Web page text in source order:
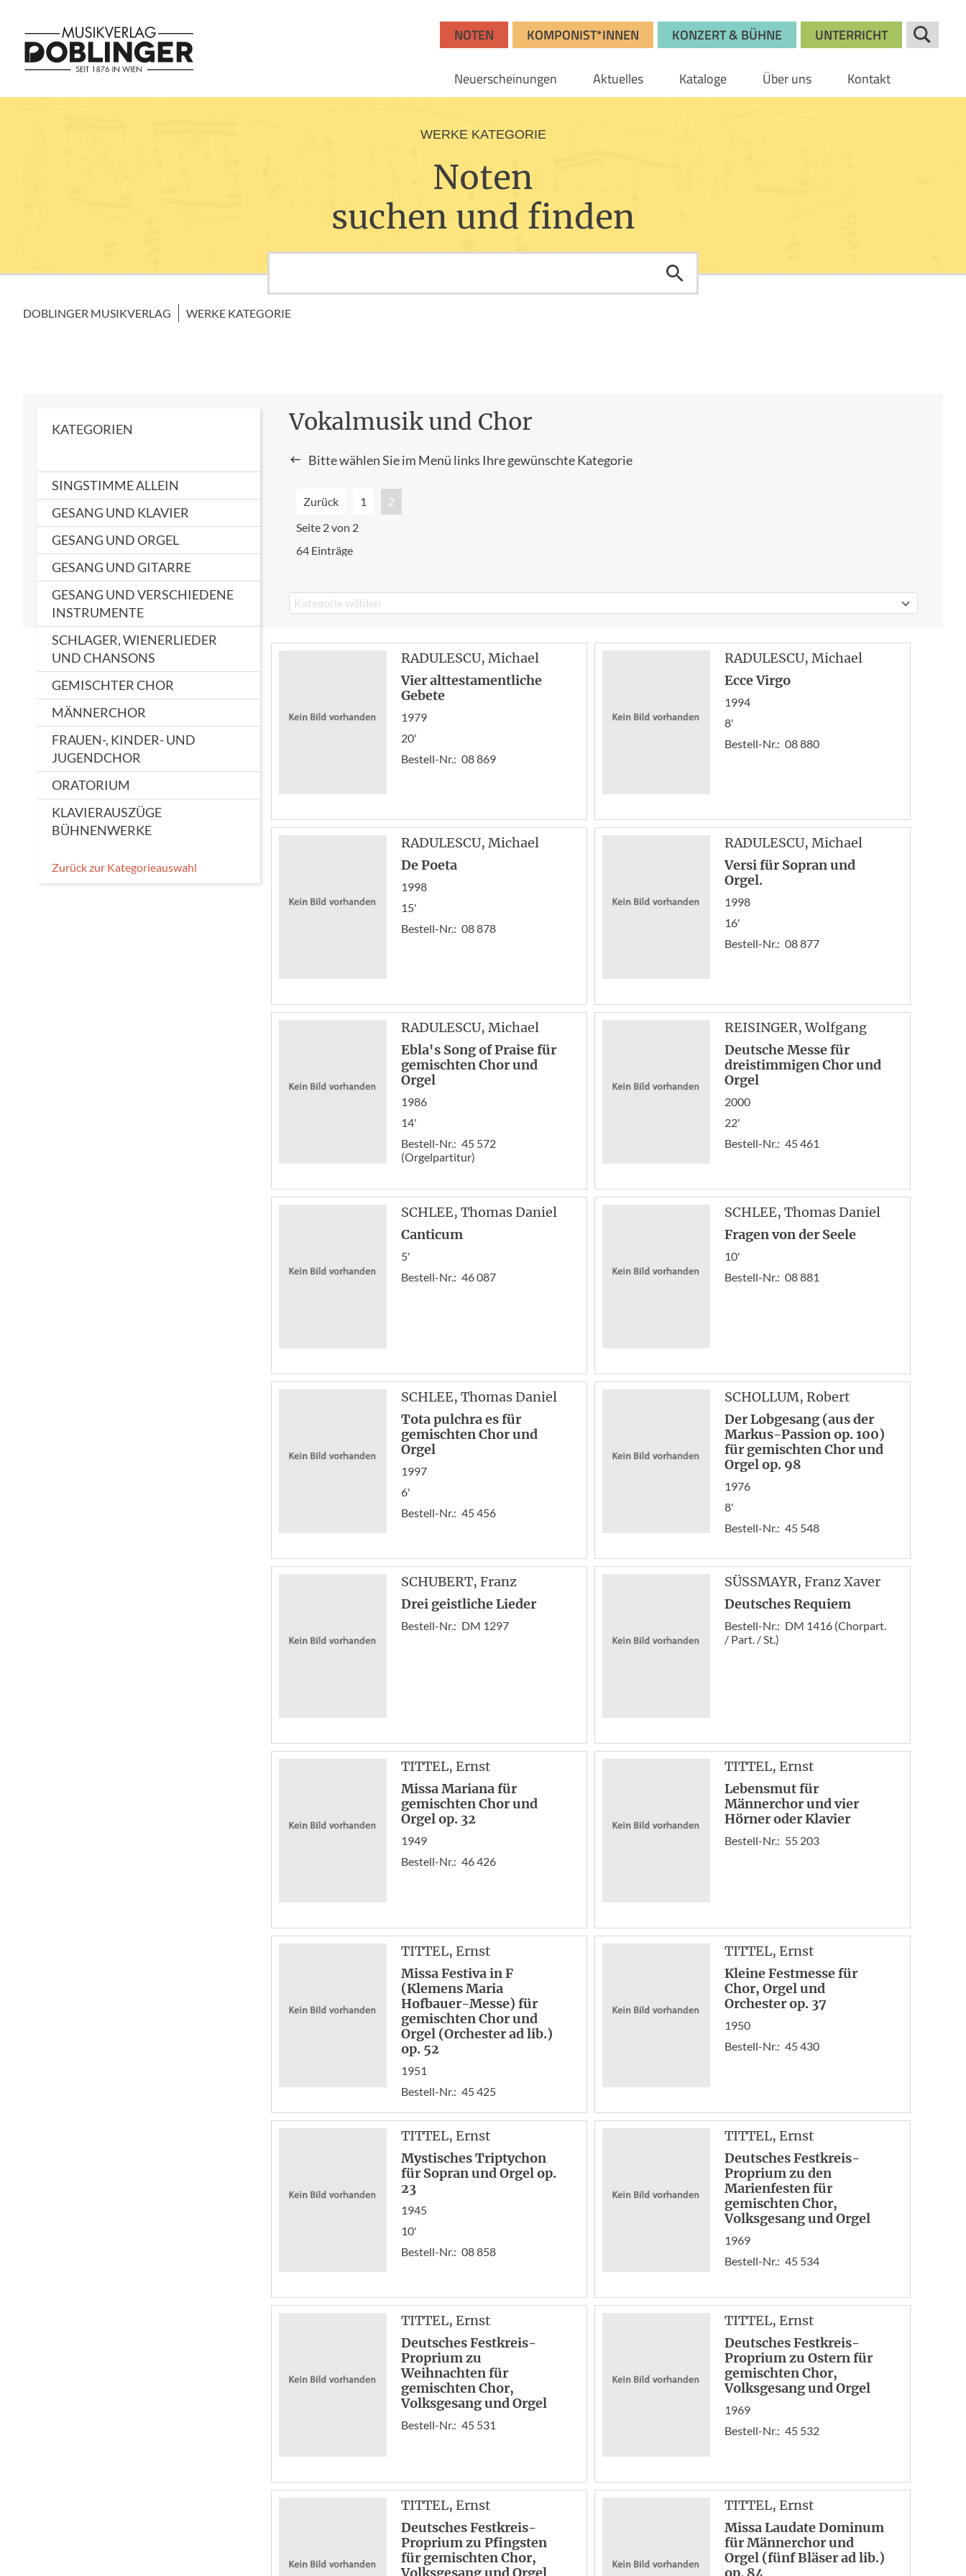
NOTEN KOMPONIST*INNEN KONZERT & BÜHNE UNTERRICHT
Neuerscheinungen Aktuelles Kataloge Über uns Kontakt
WERKE KATEGORIE
Noten
suchen und finden
DOBLINGER MUSIKVERLAG WERKE KATEGORIE
KATEGORIEN
SINGSTIMME ALLEIN
GESANG UND KLAVIER
GESANG UND ORGEL
GESANG UND GITARRE
GESANG UND VERSCHIEDENE
INSTRUMENTE
SCHLAGER, WIENERLIEDER
UND CHANSONS
GEMISCHTER CHOR
MÄNNERCHOR
FRAUEN-, KINDER- UND
JUGENDCHOR
ORATORIUM
KLAVIERAUSZÜGE
BÜHNENWERKE
Zurück zur Kategorieauswahl
Vokalmusik und Chor
Bitte wählen Sie im Menü links Ihre gewünschte Kategorie
Zurück 1
2
Seite 2 von 2
64 Einträge
Kategorie wählen
RADULESCU, Michael
Vier alttestamentliche
Gebete
1979
20'
Bestell-Nr.: 08 869
RADULESCU, Michael
Ecce Virgo
1994
8'
Bestell-Nr.: 08 880
RADULESCU, Michael
De Poeta
1998
15'
Bestell-Nr.: 08 878
RADULESCU, Michael
Versi für Sopran und
Orgel.
1998
16'
Bestell-Nr.: 08 877
RADULESCU, Michael
Ebla's Song of Praise für
gemischten Chor und
Orgel
1986
14'
Bestell-Nr.: 45 572
(Orgelpartitur)
REISINGER, Wolfgang
Deutsche Messe für
dreistimmigen Chor und
Orgel
2000
22'
Bestell-Nr.: 45 461
SCHLEE, Thomas Daniel
Canticum
5'
Bestell-Nr.: 46 087
SCHLEE, Thomas Daniel
Fragen von der Seele
10'
Bestell-Nr.: 08 881
SCHLEE, Thomas Daniel
Tota pulchra es für
gemischten Chor und
Orgel
1997
6'
Bestell-Nr.: 45 456
SCHOLLUM, Robert
Der Lobgesang (aus der
Markus-Passion op. 100)
für gemischten Chor und
Orgel op. 98
1976
8'
Bestell-Nr.: 45 548
SCHUBERT, Franz
Drei geistliche Lieder
Bestell-Nr.: DM 1297
SÜSSMAYR, Franz Xaver
Deutsches Requiem
Bestell-Nr.: DM 1416 (Chorpart.
/ Part. / St.)
TITTEL, Ernst
Missa Mariana für
gemischten Chor und
Orgel op. 32
1949
Bestell-Nr.: 46 426
TITTEL, Ernst
Lebensmut für
Männerchor und vier
Hörner oder Klavier
Bestell-Nr.: 55 203
TITTEL, Ernst
Missa Festiva in F
(Klemens Maria
Hofbauer-Messe) für
gemischten Chor und
Orgel (Orchester ad lib.)
op. 52
1951
Bestell-Nr.: 45 425
TITTEL, Ernst
Kleine Festmesse für
Chor, Orgel und
Orchester op. 37
1950
Bestell-Nr.: 45 430
TITTEL, Ernst
Mystisches Triptychon
für Sopran und Orgel op.
23
1945
10'
Bestell-Nr.: 08 858
TITTEL, Ernst
Deutsches Festkreis-
Proprium zu den
Marienfesten für
gemischten Chor,
Volksgesang und Orgel
1969
Bestell-Nr.: 45 534
TITTEL, Ernst
Deutsches Festkreis-
Proprium zu
Weihnachten für
gemischten Chor,
Volksgesang und Orgel
Bestell-Nr.: 45 531
TITTEL, Ernst
Deutsches Festkreis-
Proprium zu Ostern für
gemischten Chor,
Volksgesang und Orgel
1969
Bestell-Nr.: 45 532
TITTEL, Ernst
Deutsches Festkreis-
Proprium zu Pfingsten
für gemischten Chor,
TITTEL, Ernst
Missa Laudate Dominum
für Männerchor und
Orgel (fünf Bläser ad lib.)